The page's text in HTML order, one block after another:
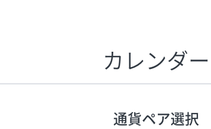
あたりの
ポイント
カレンダー
通貨ペア選択